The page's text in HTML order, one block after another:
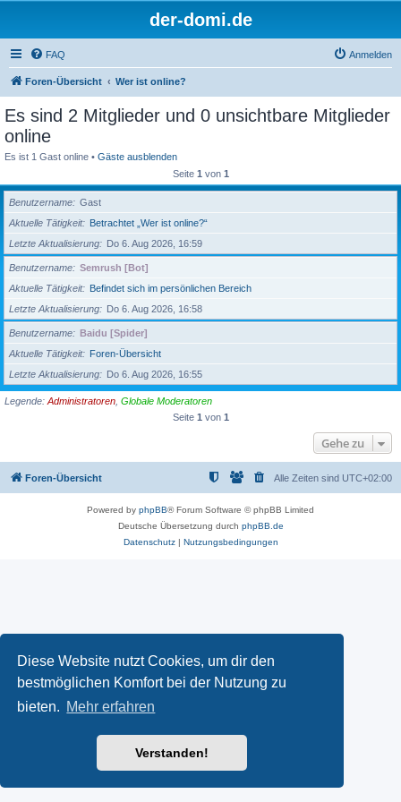
Diese Website nutzt Cookies, um dir den
bestmöglichen Komfort bei der Nutzung zu
bieten. Mehr erfahren
Verstanden!
der-domi.de
FAQ Anmelden
Foren-Übersicht Wer ist online?
Es sind 2 Mitglieder und 0 unsichtbare Mitglieder
online
Es ist 1 Gast online • Gäste ausblenden
Seite 1 von 1
Benutzername
Gast
Aktuelle Tätigkeit
Betrachtet „Wer ist online?“
Letzte Aktualisierung
Do 6. Aug 2026, 16:59
Benutzername
Semrush [Bot]
Aktuelle Tätigkeit
Befindet sich im persönlichen Bereich
Letzte Aktualisierung
Do 6. Aug 2026, 16:58
Benutzername
Baidu [Spider]
Aktuelle Tätigkeit
Foren-Übersicht
Letzte Aktualisierung
Do 6. Aug 2026, 16:55
Legende: Administratoren Globale Moderatoren
Seite 1 von 1
Gehe zu
Foren-Übersicht Alle Zeiten sind UTC+02:00
Powered by phpBB® Forum Software © phpBB Limited
Deutsche Übersetzung durch phpBB.de
Datenschutz| Nutzungsbedingungen